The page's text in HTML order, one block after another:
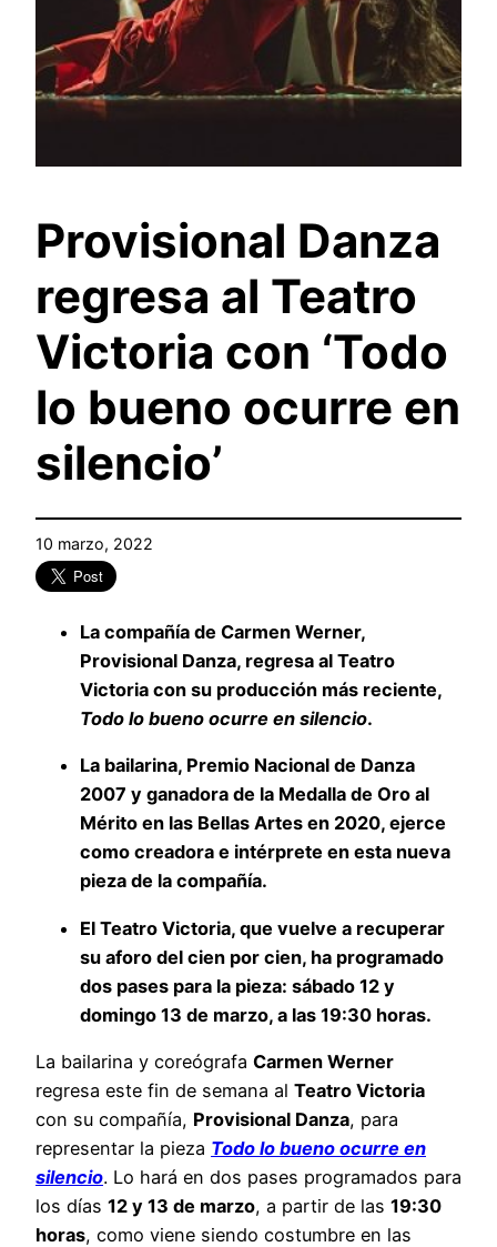
Provisional Danza
regresa al Teatro
Victoria con ‘Todo
lo bueno ocurre en
silencio’
10 marzo, 2022
La compañía de Carmen Werner,
Provisional Danza, regresa al Teatro
Victoria con su producción más reciente,
Todo lo bueno ocurre en silencio.
La bailarina, Premio Nacional de Danza
2007 y ganadora de la Medalla de Oro al
Mérito en las Bellas Artes en 2020, ejerce
como creadora e intérprete en esta nueva
pieza de la compañía.
El Teatro Victoria, que vuelve a recuperar
su aforo del cien por cien, ha programado
dos pases para la pieza: sábado 12 y
domingo 13 de marzo, a las 19:30 horas.
La bailarina y coreógrafa Carmen Werner
regresa este fin de semana al Teatro Victoria
con su compañía, Provisional Danza, para
representar la pieza Todo lo bueno ocurre en
silencio. Lo hará en dos pases programados para
los días 12 y 13 de marzo, a partir de las 19:30
horas, como viene siendo costumbre en las